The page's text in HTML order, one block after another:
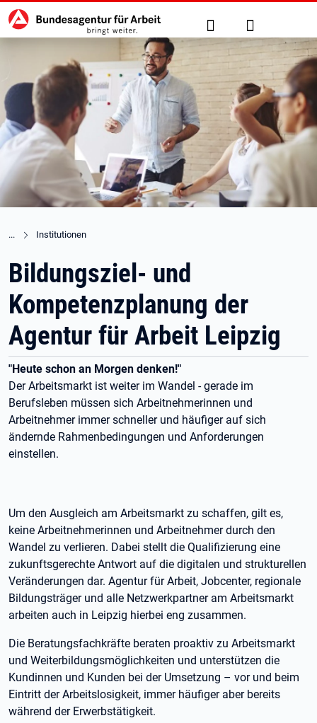
zu den Hauptinhalten springen
Hauptnavigation Suche Anmelden
Institutionen
Bildungsziel- und
Kompetenzplanung der
Agentur für Arbeit Leipzig
"Heute schon an Morgen denken!"
Der Arbeitsmarkt ist weiter im Wandel - gerade im
Berufsleben müssen sich Arbeitnehmerinnen und
Arbeitnehmer immer schneller und häufiger auf sich
ändernde Rahmenbedingungen und Anforderungen
einstellen.
Um den Ausgleich am Arbeitsmarkt zu schaffen, gilt es,
keine Arbeitnehmerinnen und Arbeitnehmer durch den
Wandel zu verlieren. Dabei stellt die Qualifizierung eine
zukunftsgerechte Antwort auf die digitalen und strukturellen
Veränderungen dar. Agentur für Arbeit, Jobcenter, regionale
Bildungsträger und alle Netzwerkpartner am Arbeitsmarkt
arbeiten auch in Leipzig hierbei eng zusammen.
Die Beratungsfachkräfte beraten proaktiv zu Arbeitsmarkt
und Weiterbildungsmöglichkeiten und unterstützen die
Kundinnen und Kunden bei der Umsetzung – vor und beim
Eintritt der Arbeitslosigkeit, immer häufiger aber bereits
während der Erwerbstätigkeit.